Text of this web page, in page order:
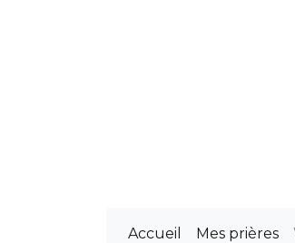
Accueil Mes prières